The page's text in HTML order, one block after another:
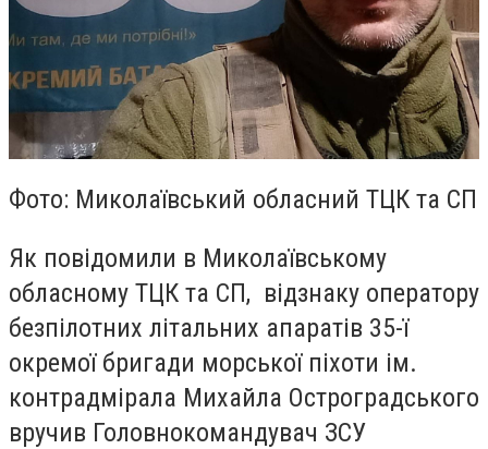
Фото: Миколаївський обласний ТЦК та СП
Як повідомили в Миколаївському
обласному ТЦК та СП, відзнаку оператору
безпілотних літальних апаратів 35-ї
окремої бригади морської піхоти ім.
контрадмірала Михайла Остроградського
вручив Головнокомандувач ЗСУ